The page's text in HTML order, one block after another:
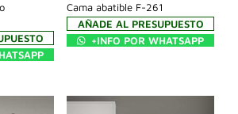
Cama abatible F-261
AÑADE AL PRESUPUESTO
+INFO POR WHATSAPP